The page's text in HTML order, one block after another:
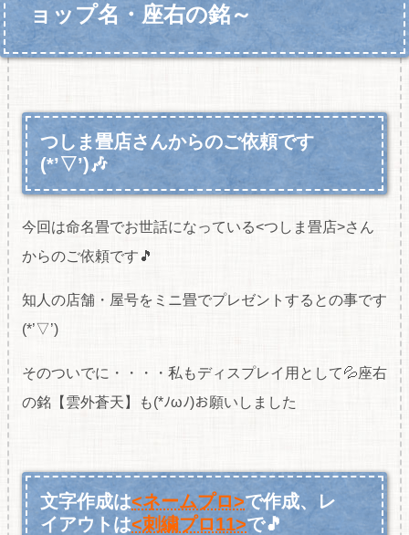
ョップ名・座右の銘～
つしま畳店さんからのご依頼です
(*’▽’)🎶
今回は命名畳でお世話になっている<つしま畳店>さん
からのご依頼です🎵
知人の店舗・屋号をミニ畳でプレゼントするとの事です
(*’▽’)
そのついでに・・・・私もディスプレイ用として💦座右
の銘【雲外蒼天】も(*ﾉωﾉ)お願いしました
文字作成は<ネームプロ>で作成、レ
イアウトは<刺繍プロ11>で🎵